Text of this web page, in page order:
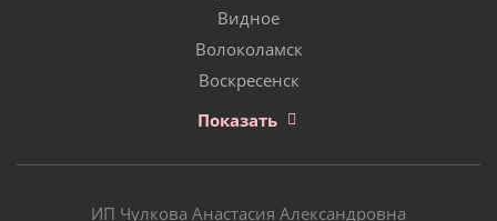
Видное
Волоколамск
Воскресенск
Показать
ИП Чулкова Анастасия Александровна